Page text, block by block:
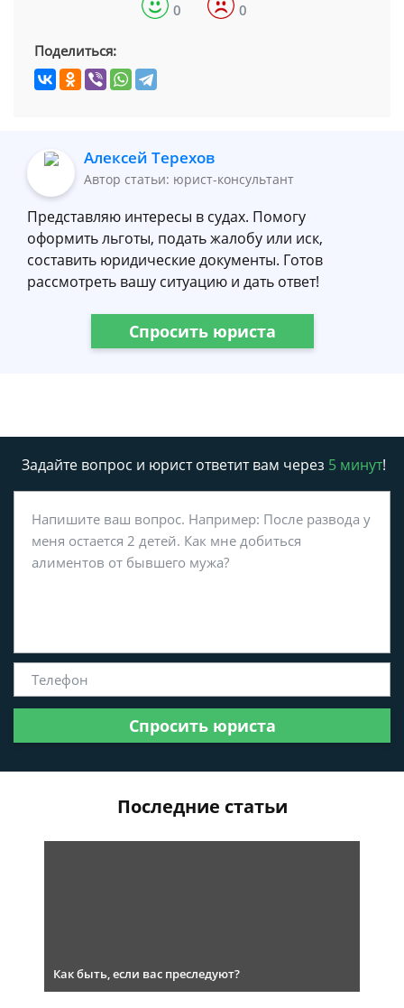
0 0
Поделиться:
Алексей Терехов
Автор статьи: юрист-консультант
Представляю интересы в судах. Помогу
оформить льготы, подать жалобу или иск,
составить юридические документы. Готов
рассмотреть вашу ситуацию и дать ответ!
Спросить юриста
Задайте вопрос и юрист ответит вам через 5 минут!
Спросить юриста
Последние статьи
Как быть, если вас преследуют?